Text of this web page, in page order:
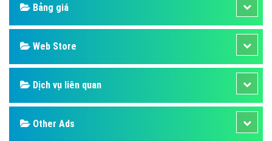
Bảng giá
Web Store
Dịch vụ liên quan
Other Ads